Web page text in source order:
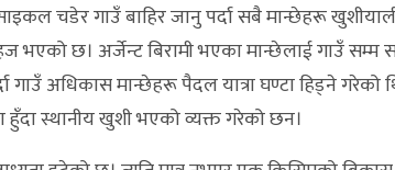
चडेर गाउँ बाहिर जानु पर्दा सबै मान्छेहरू
भएको छ। अर्जेन्ट बिरामी भएका मान्छेलाई गाउँ
गाउँ अधिकास मान्छेहरू पैदल यात्रा घण्टा हिड्ने
हुँदा स्थानीय खुशी भएको व्यक्त गरेको छन।